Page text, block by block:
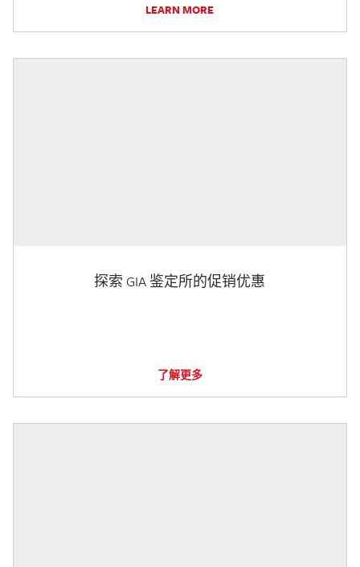
LEARN MORE
探索 GIA 鉴定所的促销优惠
了解更多